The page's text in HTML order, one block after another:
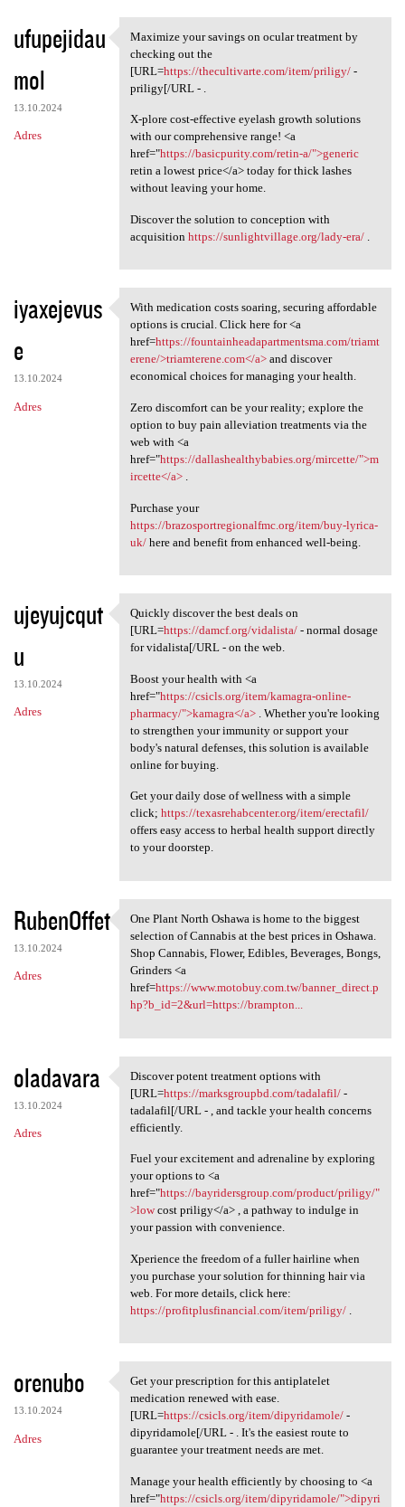
ufupejidau
mol
13.10.2024
Adres
Maximize your savings on
Maximize your savings on ocular treatment by
checking out the
[URL=https://thecultivarte.com/item/priligy/-
priligy[/URL - .
X-plore cost-effective eyelash growth solutions
with our comprehensive range! <a
href="https://basicpurity.com/retin-a/">generic
retin a lowest price</a> today for thick lashes
without leaving your home.
Discover the solution to conception with
acquisition https://sunlightvillage.org/lady-era/.
iyaxejevus
e
13.10.2024
Adres
With medication costs soaring
With medication costs soaring, securing affordable
options is crucial. Click here for <a
href=https://fountainheadapartmentsma.com/triamt
erene/>triamterene.com</a>and discover
economical choices for managing your health.
Zero discomfort can be your reality; explore the
option to buy pain alleviation treatments via the
web with <a
href="https://dallashealthybabies.org/mircette/">m
ircette</a>.
Purchase your
https://brazosportregionalfmc.org/item/buy-lyrica-
uk/here and benefit from enhanced well-being.
ujeyujcqut
u
13.10.2024
Adres
Quickly discover the best
Quickly discover the best deals on
[URL=https://damcf.org/vidalista/- normal dosage
for vidalista[/URL - on the web.
Boost your health with <a
href="https://csicls.org/item/kamagra-online-
pharmacy/">kamagra</a>. Whether you're looking
to strengthen your immunity or support your
body's natural defenses, this solution is available
online for buying.
Get your daily dose of wellness with a simple
click; https://texasrehabcenter.org/item/erectafil/
offers easy access to herbal health support directly
to your doorstep.
RubenOffet
13.10.2024
Adres
One Plant North Oshawa is
One Plant North Oshawa is home to the biggest
selection of Cannabis at the best prices in Oshawa.
Shop Cannabis, Flower, Edibles, Beverages, Bongs,
Grinders <a
href=https://www.motobuy.com.tw/banner_direct.p
hp?b_id=2&url=https://brampton...
oladavara
13.10.2024
Adres
Discover potent treatment
Discover potent treatment options with
[URL=https://marksgroupbd.com/tadalafil/-
tadalafil[/URL - , and tackle your health concerns
efficiently.
Fuel your excitement and adrenaline by exploring
your options to <a
href="https://bayridersgroup.com/product/priligy/"
>lowcost priligy</a> , a pathway to indulge in
your passion with convenience.
Xperience the freedom of a fuller hairline when
you purchase your solution for thinning hair via
web. For more details, click here:
https://profitplusfinancial.com/item/priligy/.
orenubo
13.10.2024
Adres
Get your prescription for
Get your prescription for this antiplatelet
medication renewed with ease.
[URL=https://csicls.org/item/dipyridamole/-
dipyridamole[/URL - . It's the easiest route to
guarantee your treatment needs are met.
Manage your health efficiently by choosing to <a
href="https://csicls.org/item/dipyridamole/">dipyri